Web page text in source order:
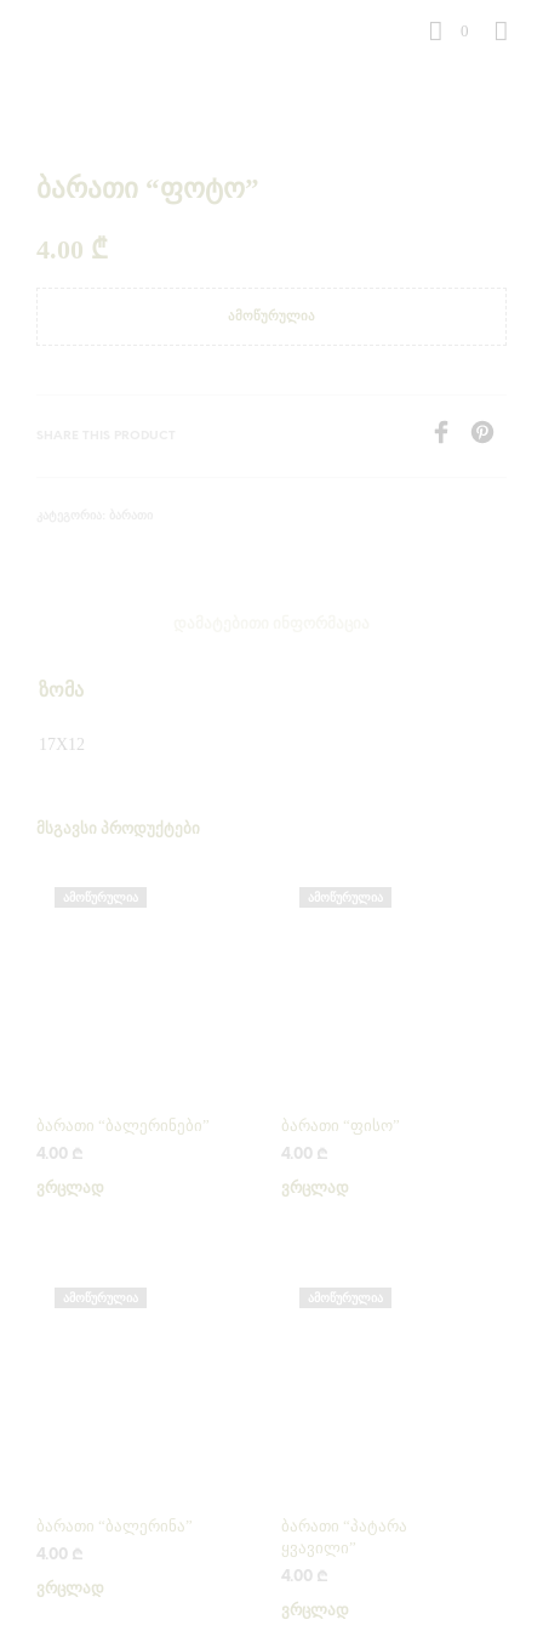
0
ბარათი “ფოტო”
4.00 ₾
ᲐᲛᲝᲬᲣᲠᲣᲚᲘᲐ
ზომა
17X12
ᲛᲡᲒᲐᲕᲡᲘ ᲞᲠᲝᲓᲣᲥᲢᲔᲑᲘ
ᲐᲛᲝᲬᲣᲠᲣᲚᲘᲐ
ბარათი “ბალერინები”
4.00 ₾
ᲕᲠᲪᲚᲐᲓ
ᲐᲛᲝᲬᲣᲠᲣᲚᲘᲐ
ბარათი “ფისო”
4.00 ₾
ᲕᲠᲪᲚᲐᲓ
ᲐᲛᲝᲬᲣᲠᲣᲚᲘᲐ
ბარათი “ბალერინა”
4.00 ₾
ᲕᲠᲪᲚᲐᲓ
ᲐᲛᲝᲬᲣᲠᲣᲚᲘᲐ
ბარათი “პატარა
ყვავილი”
4.00 ₾
ᲕᲠᲪᲚᲐᲓ